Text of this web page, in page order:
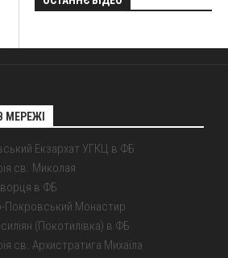
МЕРЕЖІ
Екзархат УГКЦ в ФБ
св. Миколая
в ФБ
Покровський Монастир
(Покотилівка) в ФБ
св. Архистратига Михаїла